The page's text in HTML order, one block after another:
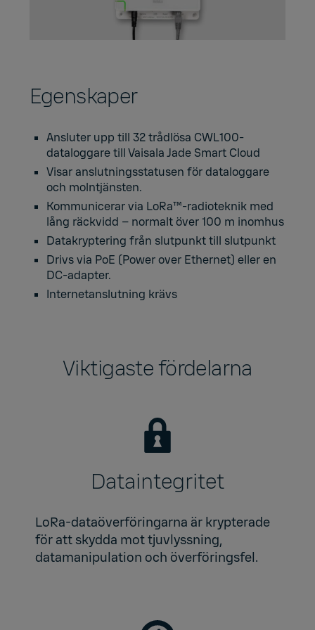
Egenskaper
Ansluter upp till 32 trådlösa CWL100-
dataloggare till Vaisala Jade Smart Cloud
Visar anslutningsstatusen för dataloggare
och molntjänsten.
Kommunicerar via LoRa™-radioteknik med
lång räckvidd – normalt över 100 m inomhus
Datakryptering från slutpunkt till slutpunkt
Drivs via PoE (Power over Ethernet) eller en
DC-adapter.
Internetanslutning krävs
Viktigaste fördelarna​
Dataintegritet
LoRa-dataöverföringarna är krypterade
för att skydda mot tjuvlyssning,
datamanipulation och överföringsfel.